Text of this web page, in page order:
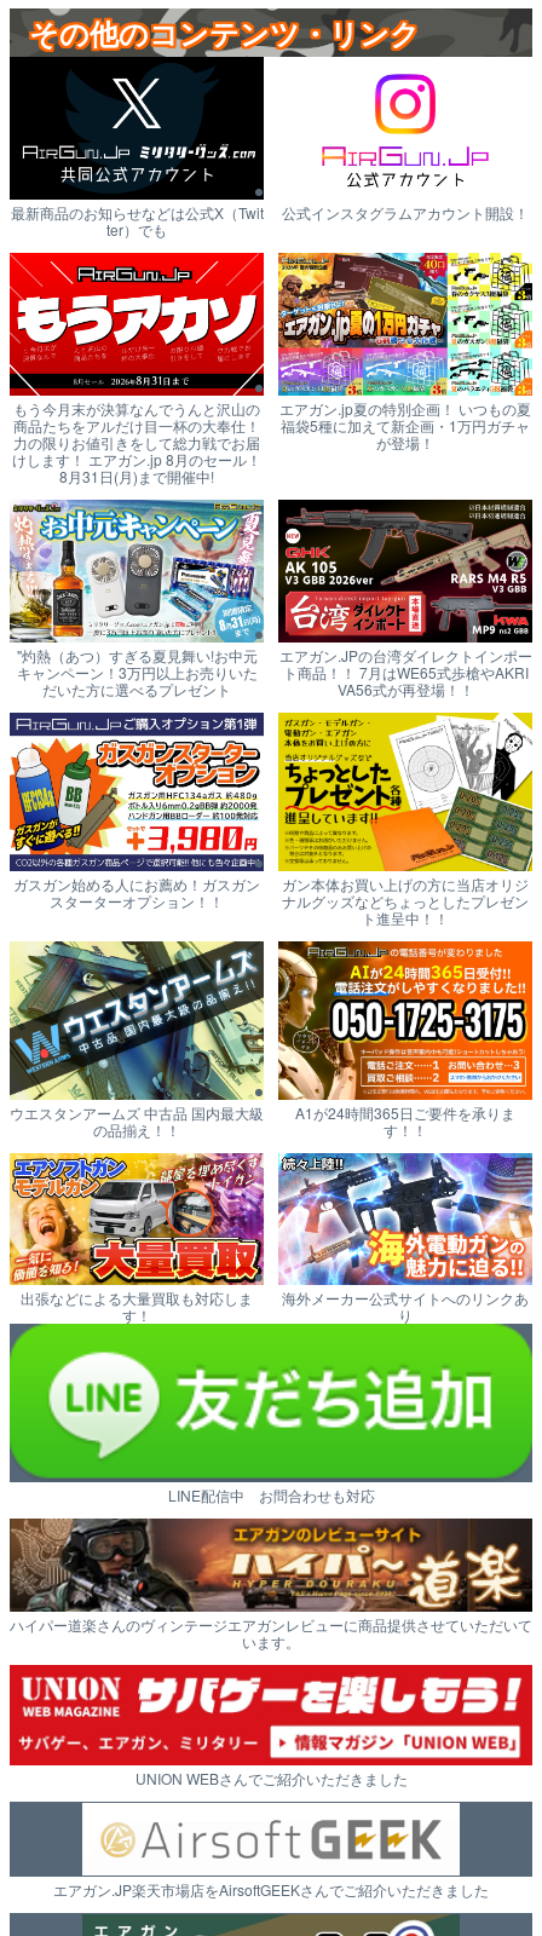
その他のコンテンツ・リンク
最新商品のお知らせなどは公式X（Twit
ter）でも
公式インスタグラムアカウント開設！
もう今月末が決算なんでうんと沢山の
商品たちをアルだけ目一杯の大奉仕！
力の限りお値引きをして総力戦でお届
けします！ エアガン.jp 8月のセール！
8月31日(月)まで開催中!
エアガン.jp夏の特別企画！ いつもの夏
福袋5種に加えて新企画・1万円ガチャ
が登場！
"灼熱（あつ）すぎる夏見舞い!お中元
キャンペーン！3万円以上お売りいた
だいた方に選べるプレゼント
エアガン.JPの台湾ダイレクトインポー
ト商品！！ 7月はWE65式歩槍やAKRI
VA56式が再登場！！
ガスガン始める人にお薦め！ガスガン
スターターオプション！！
ガン本体お買い上げの方に当店オリジ
ナルグッズなどちょっとしたプレゼン
ト進呈中！！
ウエスタンアームズ 中古品 国内最大級
の品揃え！！
A1が24時間365日ご要件を承りま
す！！
出張などによる大量買取も対応しま
す！
海外メーカー公式サイトへのリンクあ
り
LINE配信中 お問合わせも対応
ハイパー道楽さんのヴィンテージエアガンレビューに商品提供させていただいて
います。
UNION WEBさんでご紹介いただきました
エアガン.JP楽天市場店をAirsoftGEEKさんでご紹介いただきました